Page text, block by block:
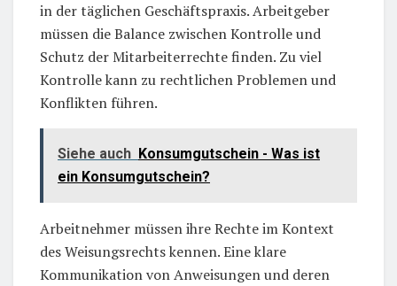
in der täglichen Geschäftspraxis. Arbeitgeber
müssen die Balance zwischen Kontrolle und
Schutz der Mitarbeiterrechte finden. Zu viel
Kontrolle kann zu rechtlichen Problemen und
Konflikten führen.
Siehe auch Konsumgutschein - Was ist
ein Konsumgutschein?
Arbeitnehmer müssen ihre Rechte im Kontext
des Weisungsrechts kennen. Eine klare
Kommunikation von Anweisungen und deren